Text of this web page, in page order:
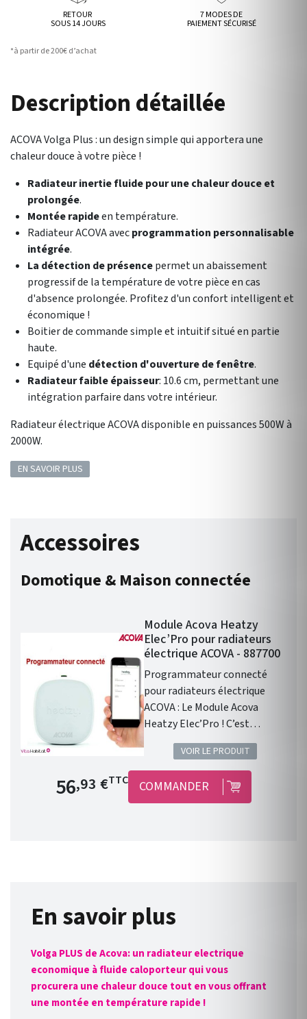
RETOUR
SOUS 14 JOURS
7 MODES DE
PAIEMENT SÉCURISÉ
*à partir de 200€ d’achat
Description détaillée
ACOVA Volga Plus : un design simple qui apportera une
chaleur douce à votre pièce !
Radiateur inertie fluide pour une chaleur douce et
prolongée.
Montée rapideen température.
Radiateur ACOVA avecprogrammation personnalisable
intégrée.
La détection de présencepermet un abaissement
progressif de la température de votre pièce en cas
d'absence prolongée. Profitez d'un confort intelligent et
économique !
Boitier de commande simple et intuitif situé en partie
haute.
Equipé d'une détection d'ouverture de fenêtre.
Radiateur faible épaisseur: 10.6 cm, permettant une
intégration parfaire dans votre intérieur.
Radiateur électrique ACOVA disponible en puissances 500W à
2000W.
EN SAVOIR PLUS
Accessoires
Domotique & Maison connectée
Module Acova Heatzy
Elec’Pro pour radiateurs
électrique ACOVA - 887700
Programmateur connecté
pour radiateurs électrique
ACOVA : Le Module Acova
Heatzy Elec’Pro ! C’est
l’accessoire qui vous
permettra de transformer les
radiateurs électriques équipés
d’un fil pilote en produits
connectés : jusqu’à 3
équipé d’un fil pilote. Il est
compatible avec une nouvelle
déjà installés ! Connexion
direct en WIFI à la box
internet de votre domicile.
Pilotage des radiateurs de
VOIR LE PRODUIT
Prix de base
56,93 €TTC COMMANDER
En savoir plus
Volga PLUS de Acova: un radiateur electrique
economique à fluide caloporteur qui vous
procurera une chaleur douce tout en vous offrant
une montée en température rapide !